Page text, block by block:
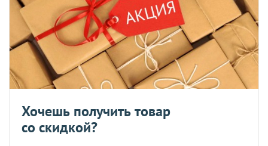
Хочешь получить товар
со скидкой?